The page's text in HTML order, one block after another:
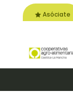
Asóciate